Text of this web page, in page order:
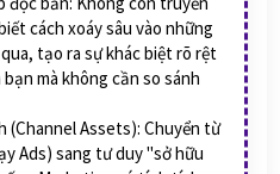
cách xoáy sâu vào những
tạo ra sự khác biệt rõ rệt
mà không cần so sánh
(Channel Assets): Chuyển từ
Ads) sang tư duy "sở hữu